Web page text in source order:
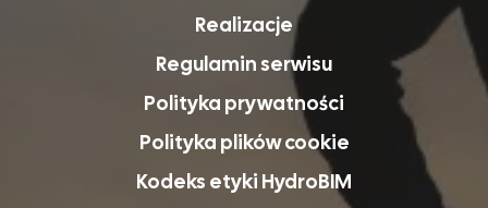
Realizacje
Regulamin serwisu
Polityka prywatności
Polityka plików cookie
Kodeks etyki HydroBIM